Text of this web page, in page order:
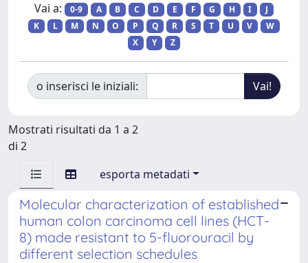
Vai a: 0-9 A B C D E F G H I
J
K
L M N O P Q R S T U V
W
X
Y Z
o inserisci le iniziali:
Mostrati risultati da 1 a 2
di 2
esporta metadati
Molecular characterization of established
human colon carcinoma cell lines (HCT-
8) made resistant to 5-fluorouracil by
different selection schedules